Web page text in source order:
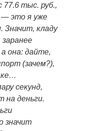
77.6 тыс. руб.,
— это я уже
Значит, кладу
она: дайте,
(зачем?),
секунд,
на деньги.
значит